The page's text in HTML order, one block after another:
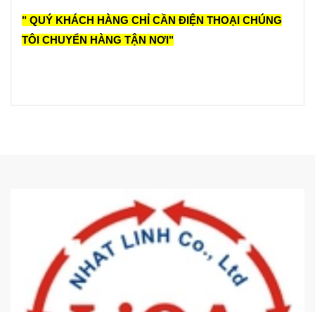
" QUÝ KHÁCH HÀNG CHỈ CẦN ĐIỆN THOẠI CHÚNG
TÔI CHUYỂN HÀNG TẬN NƠI"